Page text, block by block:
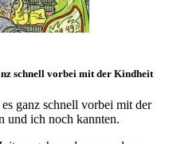
schnell vorbei mit der Kindheit
ganz schnell vorbei mit der
und ich noch kannten.